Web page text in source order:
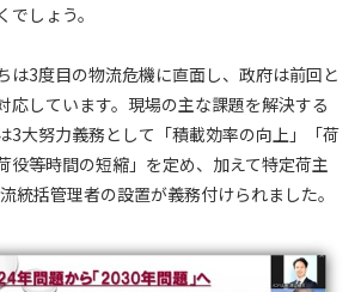
しょう。
は3度目の物流危機に直面し、政府は前回と
応しています。現場の主な課題を解決する
3大努力義務として「積載効率の向上」「荷
役等時間の短縮」を定め、加えて特定荷主
統括管理者の設置が義務付けられました。